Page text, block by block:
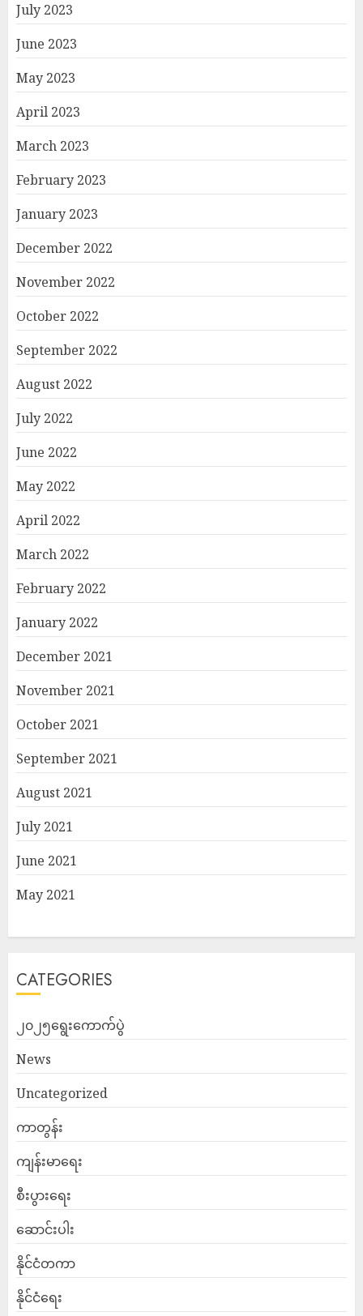
July 2023
June 2023
May 2023
April 2023
March 2023
February 2023
January 2023
December 2022
November 2022
October 2022
September 2022
August 2022
July 2022
June 2022
May 2022
April 2022
March 2022
February 2022
January 2022
December 2021
November 2021
October 2021
September 2021
August 2021
July 2021
June 2021
May 2021
CATEGORIES
၂၀၂၅ရွေးကောက်ပွဲ
News
Uncategorized
ကာတွန်း
ကျန်းမာရေး
စီးပွားရေး
ဆောင်းပါး
နိုင်ငံတကာ
နိုင်ငံရေး